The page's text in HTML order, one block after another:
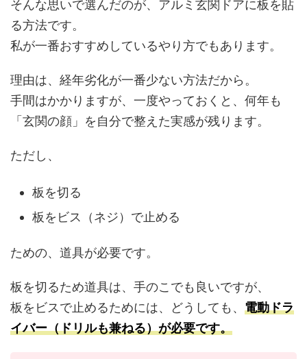
そんな思いで選んだのが、アルミ玄関ドアに板を貼
る方法です。
私が一番おすすめしているやり方でもあります。
理由は、経年劣化が一番少ない方法だから。
手間はかかりますが、一度やっておくと、何年も
「玄関の顔」を自分で整えた実感が残ります。
ただし、
板を切る
板をビス（ネジ）で止める
ための、道具が必要です。
板を切るため道具は、手のこでも良いですが、
板をビスで止めるためには、どうしても、 電動ドラ
イバー（ドリルも兼ねる）が必要です。